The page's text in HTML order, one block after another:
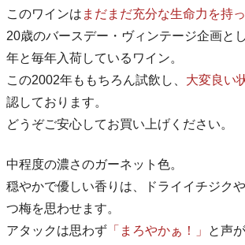
このワインは まだまだ充分な生命力を持
20歳のバースデー・ヴィンテージ企画と
年と毎年入荷しているワイン。
この2002年ももちろん試飲し、 大変良い
認しております。
どうぞご安心してお買い上げください。
中程度の濃さのガーネット色。
穏やかで優しい香りは、ドライイチジク
つ梅を思わせます。
アタックは思わず 「まろやかぁ！」
と声